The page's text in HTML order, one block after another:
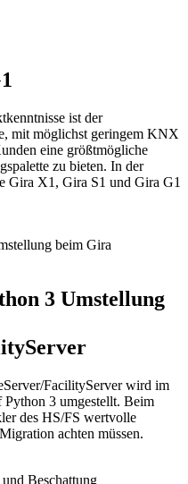
ist der
mit möglichst geringem KNX
eine größtmögliche
zu bieten. In der
Gira X1, Gira S1 und Gira G1
3 Umstellung
FacilityServer wird im
3 umgestellt. Beim
des HS/FS wertvolle
achten müssen.